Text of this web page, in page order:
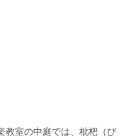
教室の中庭では、枇杷（び